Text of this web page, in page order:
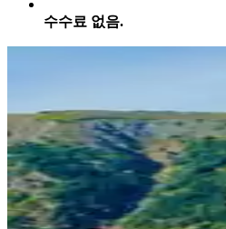
수수료 없음.